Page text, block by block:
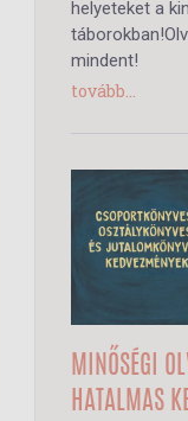
helyeteket a
mindent!
tovább...
MINŐSÉGI
HATALMAS